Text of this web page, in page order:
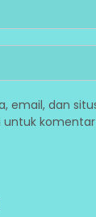
email, dan